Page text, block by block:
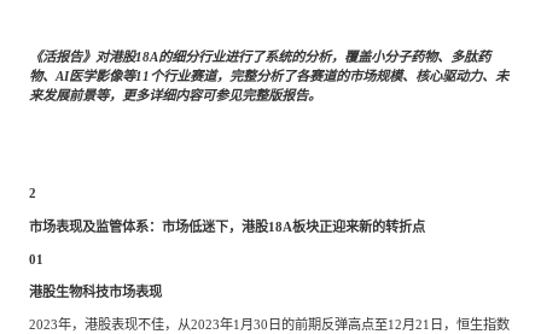
《活报告》对港股18A的细分行业进行了系统的分析，覆盖小分子药物、多肽药
物、AI医学影像等11个行业赛道，完整分析了各赛道的市场规模、核心驱动力、未
来发展前景等，更多详细内容可参见完整版报告。
2
市场表现及监管体系：市场低迷下，港股18A板块正迎来新的转折点
01
港股生物科技市场表现
2023年，港股表现不佳，从2023年1月30日的前期反弹高点至12月21日，恒生指数